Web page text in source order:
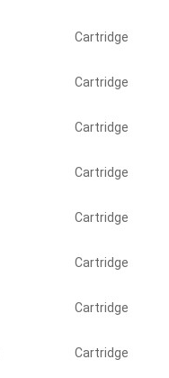
Cartridge
Cartridge
Cartridge
Cartridge
Cartridge
Cartridge
Cartridge
Cartridge